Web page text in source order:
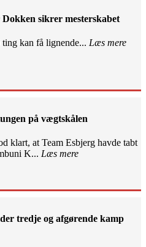
sikrer mesterskabet
kan få lignende... Læs mere
på vægtskålen
klart, at Team Esbjerg havde tabt
K... Læs mere
tredje og afgørende kamp